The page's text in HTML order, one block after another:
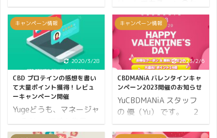
だまだ蒸し暑い日もあり
ますが、夜になると秋の
兆しが漂いますね。 季節
の移り変わり。皆様はい
かがお過ごしでしょう
か。 秋の夜長をゆったり
快適に過ごすための準備
をお手伝いをさせてくだ
さい。 CBDMANiA
autumn 2022 キャンペ
ーン と銘打ちキャンペ
ーンを開催します。 ま
か。 丸です、二重丸。
重い楽器をずっと同じ姿
勢で抱え、喉を酷使し、
演奏では手首や頸椎を痛
め、、、そしてライブに
なれば歌いながら音を奏
でながら走り回りクール
に見せる為なら何でも
し、、ファンの期待にも
ない、となると精神的な
キャンペーン情報
2020/3/28
CBD プロテインの感想を書い
て大量ポイント獲得！レビュ
ーキャンペーン開催
Yugeどうも、マネージャ
CBD プロテインが販売と
キャンペーン情報
2023/2/6
CBDMANiA バレンタインキャ
ンペーン2023開催のお知らせ
YuCBDMANiA スタッフ
の 優（Yu） です。 2
月14日は毎年おなじみ♪
バレンタインデーです。